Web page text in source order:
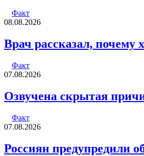
Факт
08.08.2026
Врач рассказал, почему
Факт
07.08.2026
Озвучена скрытая
Факт
07.08.2026
Россиян предупредили